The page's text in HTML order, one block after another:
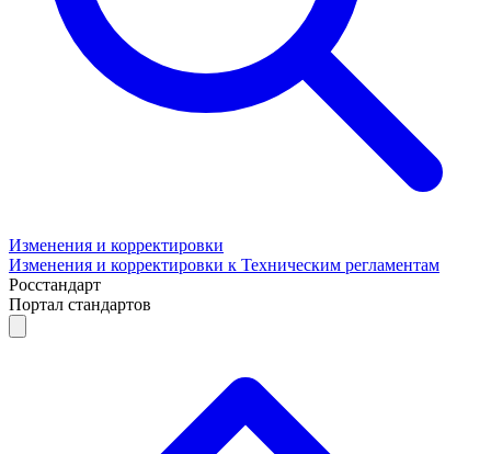
Изменения и корректировки
Изменения и корректировки к Техническим регламентам
Росстандарт
Портал стандартов